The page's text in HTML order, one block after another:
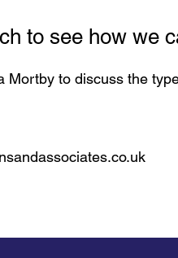
to see how we
Mortby to discuss the